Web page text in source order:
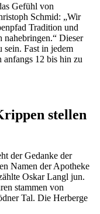
Gefühl von
Schmid: „Wir
Tradition und
Dieser
sein. Fast in jedem
12 bis hin zu
stellen
der Gedanke der
Namen der Apotheke
Oskar Langl jun.
stammen von
Tal. Die Herberge